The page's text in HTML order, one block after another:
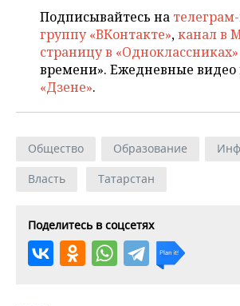
Подписывайтесь на
группу «ВКонтакте»,канал в
страницу в «Одноклассниках»
времени». Ежедневные видео
«Дзене».
Общество Образование
Власть
Татарстан
Поделитесь в соцсетях